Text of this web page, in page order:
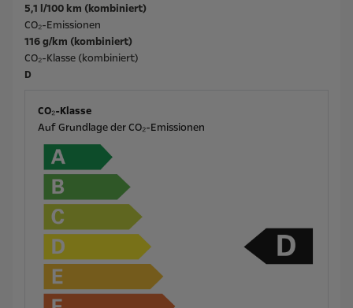
5,1 l/100 km (kombiniert)
CO₂-Emissionen
116 g/km (kombiniert)
CO₂-Klasse (kombiniert)
D
CO₂-Klasse
Auf Grundlage der CO₂-Emissionen